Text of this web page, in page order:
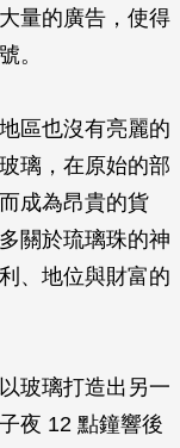
量的廣告，使得
。
區也沒有亮麗的
璃，在原始的部
成為昂貴的貨
關於琉璃珠的神
、地位與財富的
玻璃打造出另一
夜 12 點鐘響後